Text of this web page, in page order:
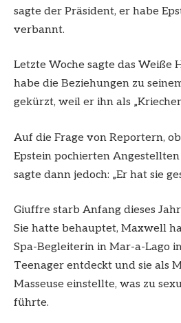
sagte der Präsident, er habe
verbannt.
Letzte Woche sagte das Weiße
habe die Beziehungen zu
gekürzt, weil er ihn als
Auf die Frage von Reportern,
Epstein pochierten
sagte dann jedoch: „Er hat sie
Giuffre starb Anfang dieses
Sie hatte behauptet, Maxwell
Spa-Begleiterin in Mar-a-Lago
Teenager entdeckt und sie als
Masseuse einstellte, was zu
führte.